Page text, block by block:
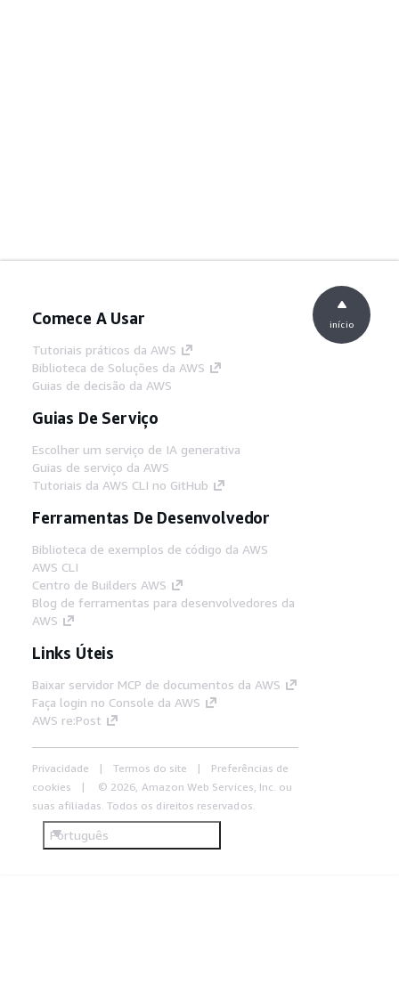
Comece A Usar
Tutoriais práticos da AWS
Biblioteca de Soluções da AWS
Guias de decisão da AWS
Guias De Serviço
Escolher um serviço de IA generativa
Guias de serviço da AWS
Tutoriais da AWS CLI no GitHub
Ferramentas De Desenvolvedor
Biblioteca de exemplos de código da AWS
AWS CLI
Centro de Builders AWS
Blog de ferramentas para desenvolvedores da
AWS
Links Úteis
Baixar servidor MCP de documentos da AWS
Faça login no Console da AWS
AWS re:Post
Privacidade Termos do site
Preferências de
cookies
© 2026, Amazon Web Services, Inc. ou
suas afiliadas. Todos os direitos reservados.
Português
início